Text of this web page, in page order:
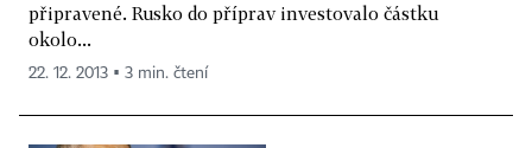
připravené. Rusko do příprav investovalo částku
okolo...
22. 12. 2013 ▪ 3 min. čtení